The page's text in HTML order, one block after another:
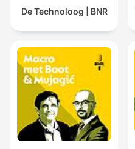
De Technoloog | BNR